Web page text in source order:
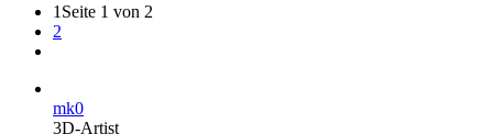
1 Seite 1 von 2
2
mk0
3D-Artist